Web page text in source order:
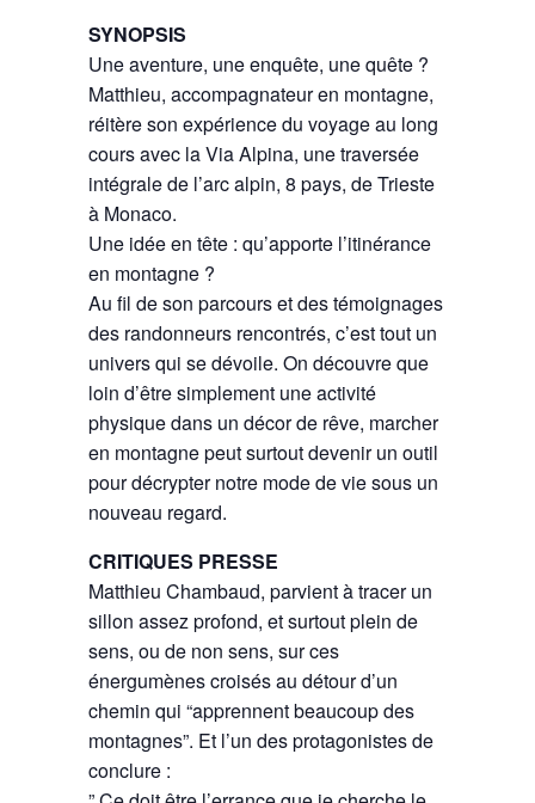
SYNOPSIS
Une aventure, une enquête, une quête ?
Matthieu, accompagnateur en montagne,
réitère son expérience du voyage au long
cours avec la Via Alpina, une traversée
intégrale de l’arc alpin, 8 pays, de Trieste
à Monaco.
Une idée en tête : qu’apporte l’itinérance
en montagne ?
Au fil de son parcours et des témoignages
des randonneurs rencontrés, c’est tout un
univers qui se dévoile. On découvre que
loin d’être simplement une activité
physique dans un décor de rêve, marcher
en montagne peut surtout devenir un outil
pour décrypter notre mode de vie sous un
nouveau regard.
CRITIQUES PRESSE
Matthieu Chambaud, parvient à tracer un
sillon assez profond, et surtout plein de
sens, ou de non sens, sur ces
énergumènes croisés au détour d’un
chemin qui “apprennent beaucoup des
montagnes”. Et l’un des protagonistes de
conclure :